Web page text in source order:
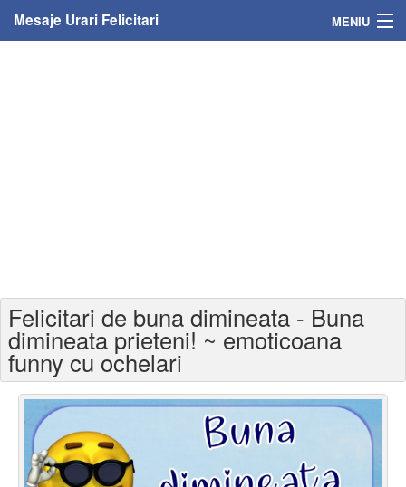
Mesaje Urari Felicitari MENIU
Felicitari varsta
Felicitari zilele anului
Felicitari zile saptamana
Felicitari muzicale
Felicitari de buna dimineata - Buna
dimineata prieteni! ~ emoticoana
funny cu ochelari